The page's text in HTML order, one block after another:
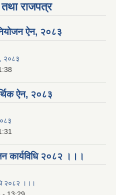
राजपत्र
ऐन, २०८३
२०८३
ऐन, २०८३
कार्यविधि २०८२ ।।।
२०८२ ।।।